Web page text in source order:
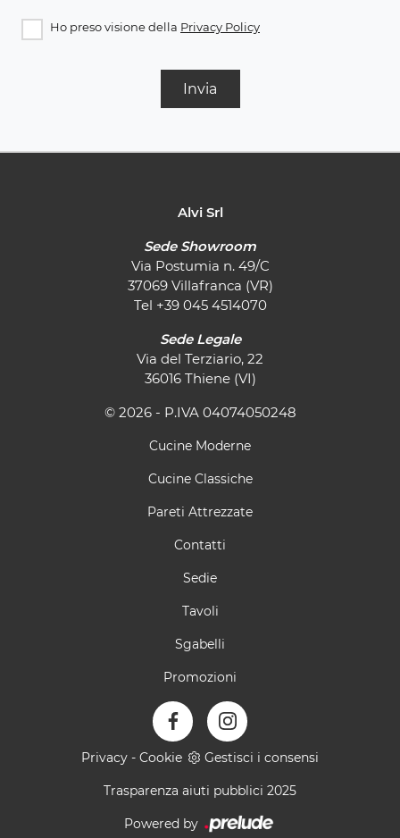
Ho preso visione della Privacy Policy
Invia
Alvi Srl
Sede Showroom
Via Postumia n. 49/C
37069 Villafranca (VR)
Tel +39 045 4514070
Sede Legale
Via del Terziario, 22
36016 Thiene (VI)
© 2026 - P.IVA 04074050248
Cucine Moderne
Cucine Classiche
Pareti Attrezzate
Contatti
Sedie
Tavoli
Sgabelli
Promozioni
Privacy - Cookie Gestisci i consensi
Trasparenza aiuti pubblici 2025
Powered by